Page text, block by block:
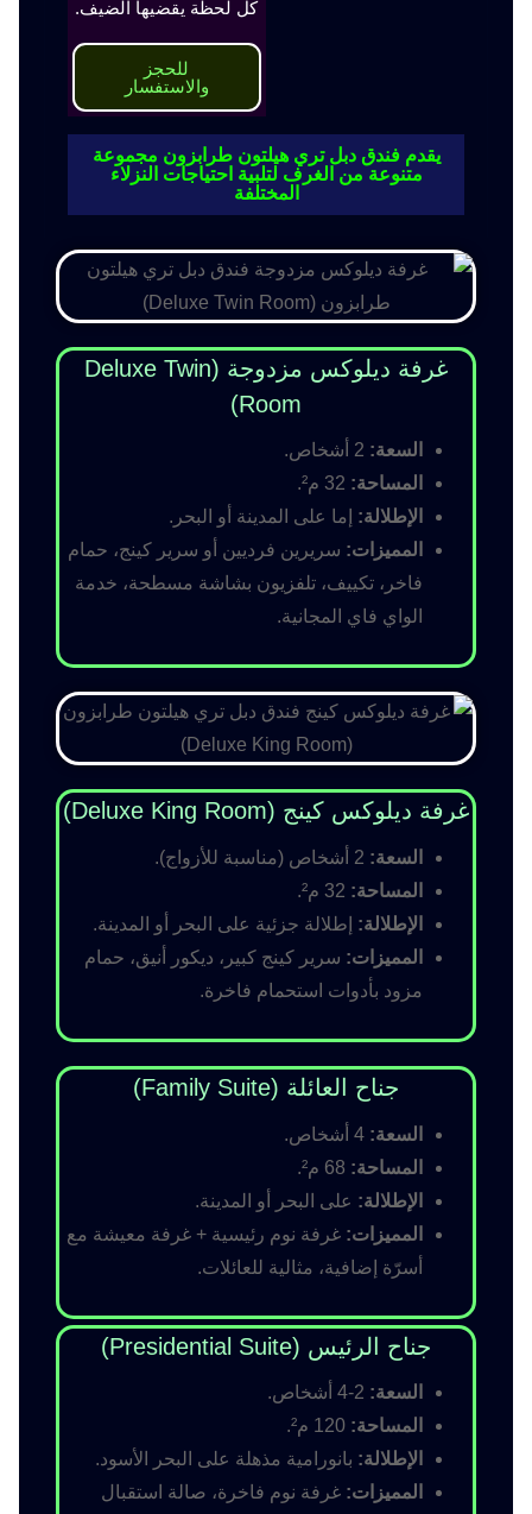
كل لحظة يقضيها الضيف.
للحجز
والاستفسار
يقدم فندق دبل تري هيلتون طرابزون مجموعة
متنوعة من الغرف لتلبية احتياجات النزلاء
المختلفة
غرفة ديلوكس مزدوجة (Deluxe Twin
Room)
السعة:
المساحة:
الإطلالة: إما على المدينة أو البحر.
المميزات: سريرين فرديين أو سرير كينج، حمام
فاخر، تكييف، تلفزيون بشاشة مسطحة، خدمة
الواي فاي المجانية.
غرفة ديلوكس كينج (Deluxe King Room)
السعة:
المساحة:
الإطلالة: إطلالة جزئية على البحر أو المدينة.
المميزات: سرير كينج كبير، ديكور أنيق، حمام
مزود بأدوات استحمام فاخرة.
جناح العائلة (Family Suite)
السعة:
المساحة:
الإطلالة: على البحر أو المدينة.
المميزات: غرفة نوم رئيسية + غرفة معيشة مع
أسرّة إضافية، مثالية للعائلات.
جناح الرئيس (Presidential Suite)
السعة:
المساحة:
الإطلالة: بانورامية مذهلة على البحر الأسود.
المميزات: غرفة نوم فاخرة، صالة استقبال